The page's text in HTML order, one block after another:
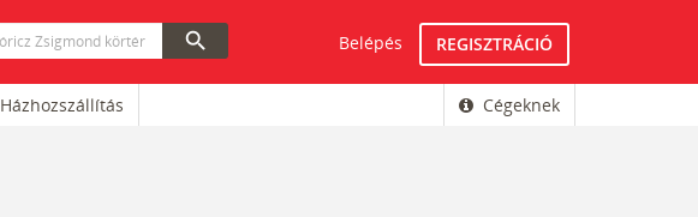
search Belépés REGISZTRÁCIÓ
Házhozszállítás Cégeknek